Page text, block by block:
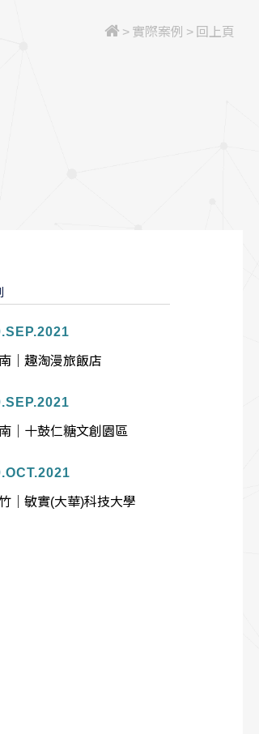
> 實際案例 > 回上頁
｜趣淘漫旅飯店
｜十鼓仁糖文創園區
｜敏實(大華)科技大學